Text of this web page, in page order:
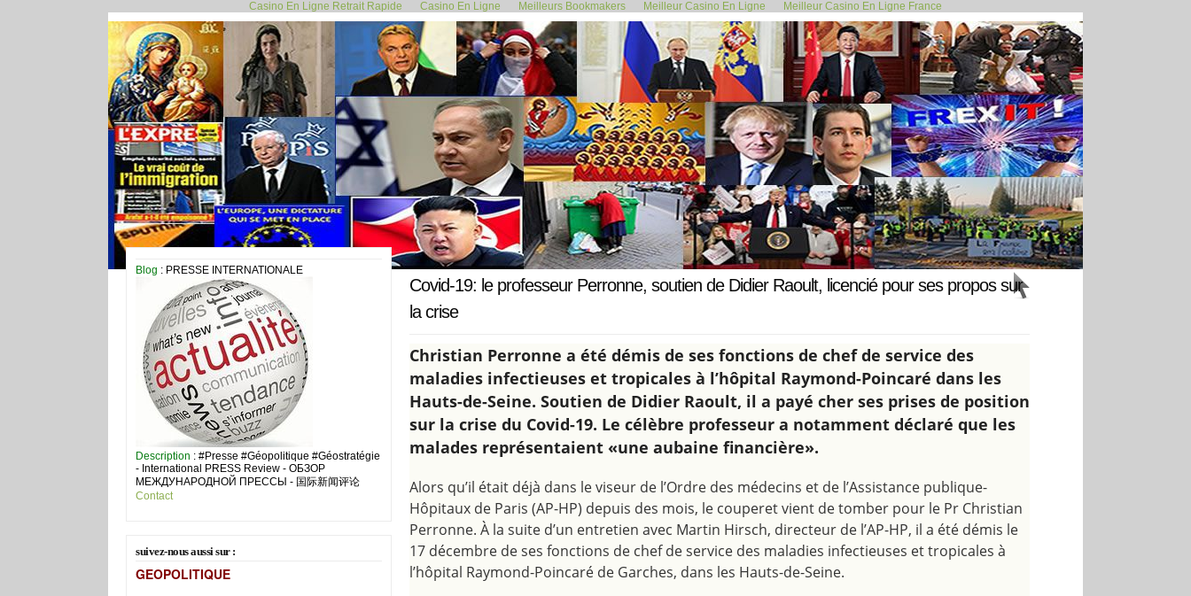
Casino En Ligne Retrait Rapide Casino En Ligne Meilleurs Bookmakers Meilleur Casino En Ligne Meilleur Casino En Ligne France
Blog : PRESSE INTERNATIONALE
Description : #Presse #Géopolitique #Géostratégie
- International PRESS Review - ОБЗОР
МЕЖДУНАРОДНОЙ ПРЕССЫ - 国际新闻评论
Contact
suivez-nous aussi sur :
GEOPOLITIQUE
<< Soljenitsyne a pressenti le... La prise en charge des mineurs... >>
18 décembre 2020
Covid-19: le professeur Perronne, soutien de Didier Raoult, licencié pour ses propos sur
la crise
Christian Perronne a été démis de ses fonctions de chef de service des
maladies infectieuses et tropicales à l’hôpital Raymond-Poincaré dans les
Hauts-de-Seine. Soutien de Didier Raoult, il a payé cher ses prises de position
sur la crise du Covid-19. Le célèbre professeur a notamment déclaré que les
malades représentaient «une aubaine financière».
Alors qu’il était déjà dans le viseur de l’Ordre des médecins et de l’Assistance publique-
Hôpitaux de Paris (AP-HP) depuis des mois, le couperet vient de tomber pour le Pr Christian
Perronne. À la suite d’un entretien avec Martin Hirsch, directeur de l’AP-HP, il a été démis le
17 décembre de ses fonctions de chef de service des maladies infectieuses et tropicales à
l’hôpital Raymond-Poincaré de Garches, dans les Hauts-de-Seine.